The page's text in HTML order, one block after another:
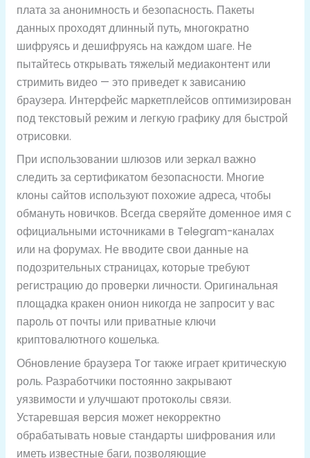
плата за анонимность и безопасность. Пакеты
данных проходят длинный путь, многократно
шифруясь и дешифруясь на каждом шаге. Не
пытайтесь открывать тяжелый медиаконтент или
стримить видео — это приведет к зависанию
браузера. Интерфейс маркетплейсов оптимизирован
под текстовый режим и легкую графику для быстрой
отрисовки.
При использовании шлюзов или зеркал важно
следить за сертификатом безопасности. Многие
клоны сайтов используют похожие адреса, чтобы
обмануть новичков. Всегда сверяйте доменное имя с
официальными источниками в Telegram-каналах
или на форумах. Не вводите свои данные на
подозрительных страницах, которые требуют
регистрацию до проверки личности. Оригинальная
площадка кракен онион никогда не запросит у вас
пароль от почты или приватные ключи
криптовалютного кошелька.
Обновление браузера Tor также играет критическую
роль. Разработчики постоянно закрывают
уязвимости и улучшают протоколы связи.
Устаревшая версия может некорректно
обрабатывать новые стандарты шифрования или
иметь известные баги, позволяющие